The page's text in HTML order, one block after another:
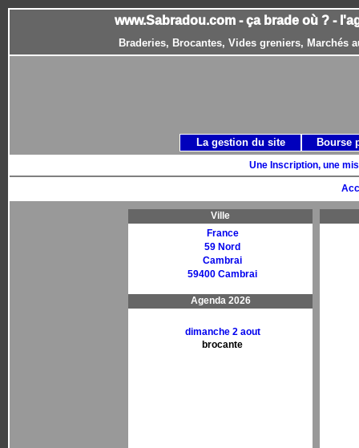
www.Sabradou.com - ça brade où ? -
Braderies, Brocantes, Vides greniers, Marchés
Une Inscription, une
Ville
France
59 Nord
Cambrai
59400 Cambrai
Agenda 2026
dimanche 2 aout
brocante
La gestion du site Bourse